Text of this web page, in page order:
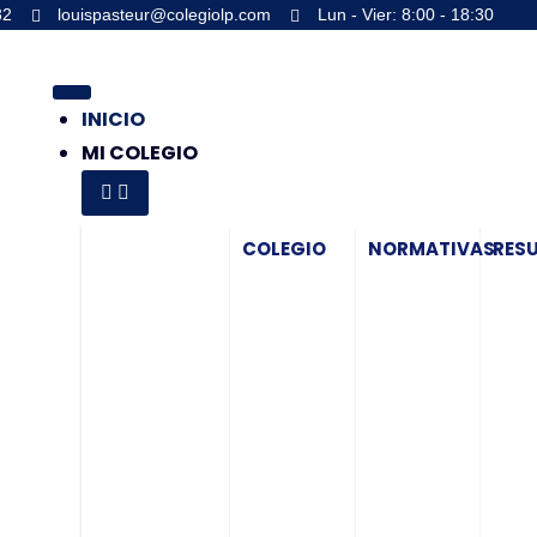
louispasteur@colegiolp.com Lun - Vier: 8:00 - 18:30
INICIO
MI COLEGIO
COLEGIO NORMATIVAS